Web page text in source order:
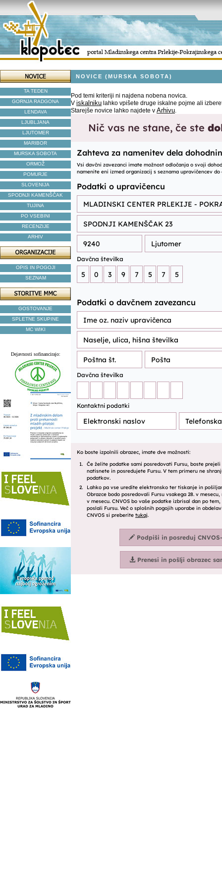
TA TEDEN
GORNJA RADGONA
LENDAVA
LJUBLJANA
LJUTOMER
MARIBOR
MURSKA SOBOTA
ORMOŽ
POMURJE
SLOVENIJA
SPODNJI KAMENŠČAK
TUJINA
PO VSEBINI
RECENZIJE
ARHIV
OPIS IN POGOJI
SEZNAM
GOSTOVANJE
SPLETNE SKUPINE
MC WIKI
Dejavnosti sofinancirajo:
NOVICE (MURSKA SOBOTA)
Pod temi kriteriji ni najdena nobena novica.
V iskalniku lahko vpišete druge iskalne pojme ali
Starejše novice lahko najdete v Arhivu.